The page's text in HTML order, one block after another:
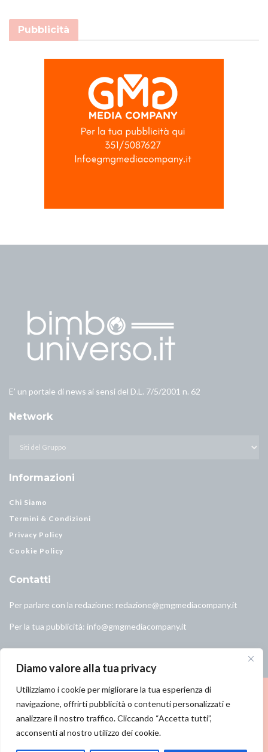
Diamo valore alla tua privacy
Utilizziamo i cookie per migliorare la tua esperienza di
navigazione, offrirti pubblicità o contenuti personalizzati e
analizzare il nostro traffico. Cliccando “Accetta tutti”,
acconsenti al nostro utilizzo dei cookie.
Pubblicità
E’ un portale di news ai sensi del D.L. 7/5/2001 n. 62
Network
Informazioni
Chi Siamo
Termini & Condizioni
Privacy Policy
Cookie Policy
Contatti
Per parlare con la redazione: redazione@gmgmediacompany.it
Per la tua pubblicità: info@gmgmediacompany.it